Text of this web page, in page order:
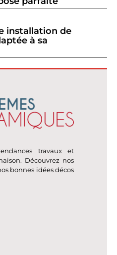
installation de
à sa
travaux et
Découvrez nos
bonnes idées décos